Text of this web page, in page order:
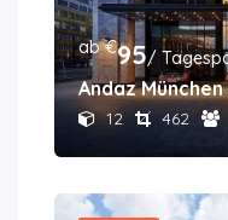
ab €95/
Andaz
12 462